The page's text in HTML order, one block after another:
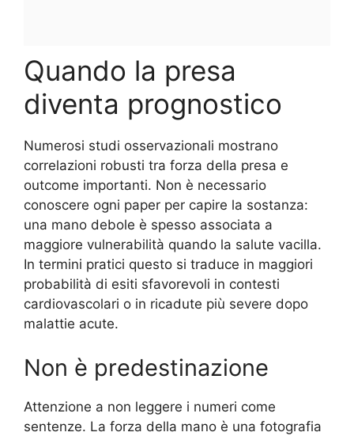
Quando la presa
diventa prognostico
Numerosi studi osservazionali mostrano
correlazioni robusti tra forza della presa e
outcome importanti. Non è necessario
conoscere ogni paper per capire la sostanza:
una mano debole è spesso associata a
maggiore vulnerabilità quando la salute vacilla.
In termini pratici questo si traduce in maggiori
probabilità di esiti sfavorevoli in contesti
cardiovascolari o in ricadute più severe dopo
malattie acute.
Non è predestinazione
Attenzione a non leggere i numeri come
sentenze. La forza della mano è una fotografia